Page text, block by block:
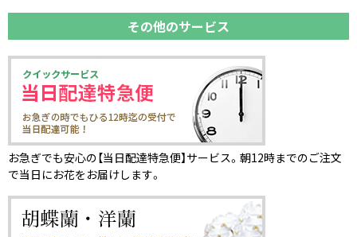
その他のサービス
お急ぎでも安心の【当日配達特急便】サービス。朝12時までのご注文
で当日にお花をお届けします。